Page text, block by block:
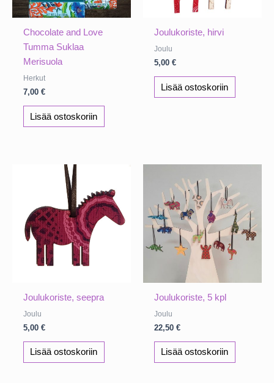
Chocolate and Love
Tumma Suklaa
Merisuola
Herkut
7,00 €
Lisää ostoskoriin
Joulukoriste, hirvi
Joulu
5,00 €
Lisää ostoskoriin
Joulukoriste, seepra
Joulu
5,00 €
Lisää ostoskoriin
Joulukoriste, 5 kpl
Joulu
22,50 €
Lisää ostoskoriin